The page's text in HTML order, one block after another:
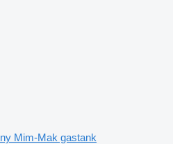
ny Mim-Mak gastank